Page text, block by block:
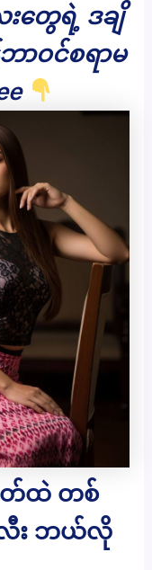
တွေရဲ့ ဒချိ
ာဝင်စရာမ
တ်ထဲ တစ်
လီး ဘယ်လို